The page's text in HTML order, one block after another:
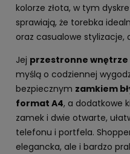
kolorze złota, w tym
sprawiają, że torebka
oraz casualowe stylizacje,
Jej przestronne wnętrze
myślą o codziennej
bezpiecznym zamkiem
format A4, a dodatkowe
zamek i dwie otwarte,
telefonu i portfela.
elegancka, ale i bardzo